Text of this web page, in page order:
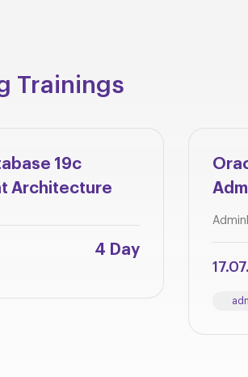
Trainings
19c
Architecture
4 Day